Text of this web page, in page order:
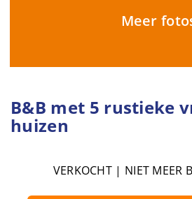
Meer
B&B met 5 rustieke
huizen
VERKOCHT | NIET MEER